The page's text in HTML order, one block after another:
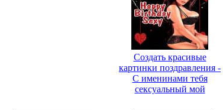
Создать красивые
картинки поздравления -
С именинами тебя
сексуальный мой